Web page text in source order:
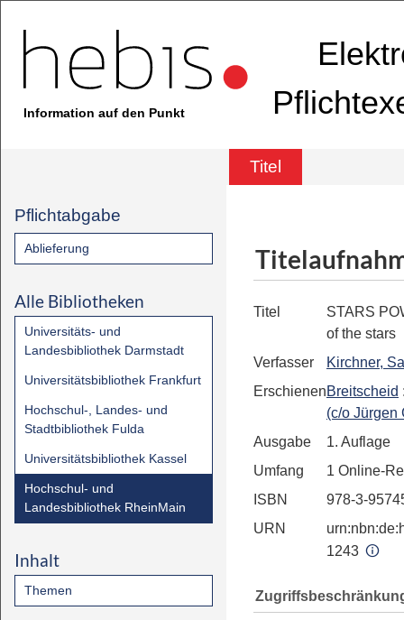
Information auf den Punkt
Titel
Pflichtabgabe
Ablieferung
Alle Bibliotheken
Universitäts- und
Landesbibliothek Darmstadt
Universitätsbibliothek Frankfurt
Hochschul-, Landes- und
Stadtbibliothek Fulda
Universitätsbibliothek Kassel
Hochschul- und
Landesbibliothek RheinMain
Inhalt
Themen
Titel
STARS
of the stars
Verfasser
Kirchner,
ErschienenBreitscheid
(c/o Jürgen
Ausgabe
1. Auflage
Umfang
1 Online-
ISBN
978-3-
URN
1243